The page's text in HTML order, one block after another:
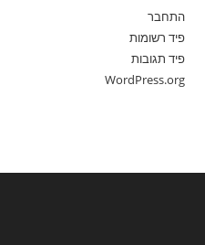
התחבר
פיד רשומות
פיד תגובות
WordPress.org